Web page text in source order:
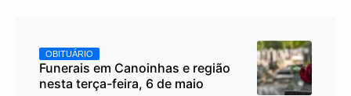
OBITUÁRIO
Funerais em Canoinhas e região
nesta terça-feira, 6 de maio